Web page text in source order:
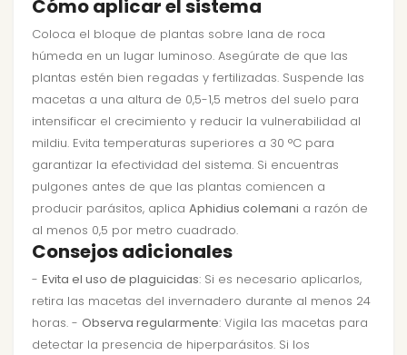
Cómo aplicar el sistema
Coloca el bloque de plantas sobre lana de roca
húmeda en un lugar luminoso. Asegúrate de que las
plantas estén bien regadas y fertilizadas. Suspende las
macetas a una altura de 0,5-1,5 metros del suelo para
intensificar el crecimiento y reducir la vulnerabilidad al
mildiu. Evita temperaturas superiores a 30 °C para
garantizar la efectividad del sistema. Si encuentras
pulgones antes de que las plantas comiencen a
producir parásitos, aplica Aphidius colemani a razón de
al menos 0,5 por metro cuadrado.
Consejos adicionales
- Evita el uso de plaguicidas: Si es necesario aplicarlos,
retira las macetas del invernadero durante al menos 24
horas. - Observa regularmente: Vigila las macetas para
detectar la presencia de hiperparásitos. Si los